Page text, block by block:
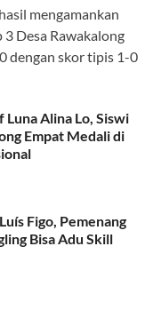
mengamankan
Desa Rawakalong
dengan skor tipis 1-0
Alina Lo, Siswi
Empat Medali di
Figo, Pemenang
Bisa Adu Skill